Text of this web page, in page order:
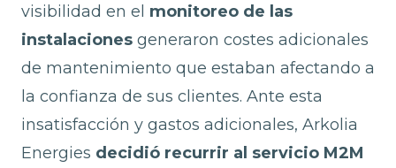
visibilidad en el monitoreo de las
instalaciones generaron costes adicionales
de mantenimiento que estaban afectando a
la confianza de sus clientes. Ante esta
insatisfacción y gastos adicionales, Arkolia
Energies decidió recurrir al servicio M2M